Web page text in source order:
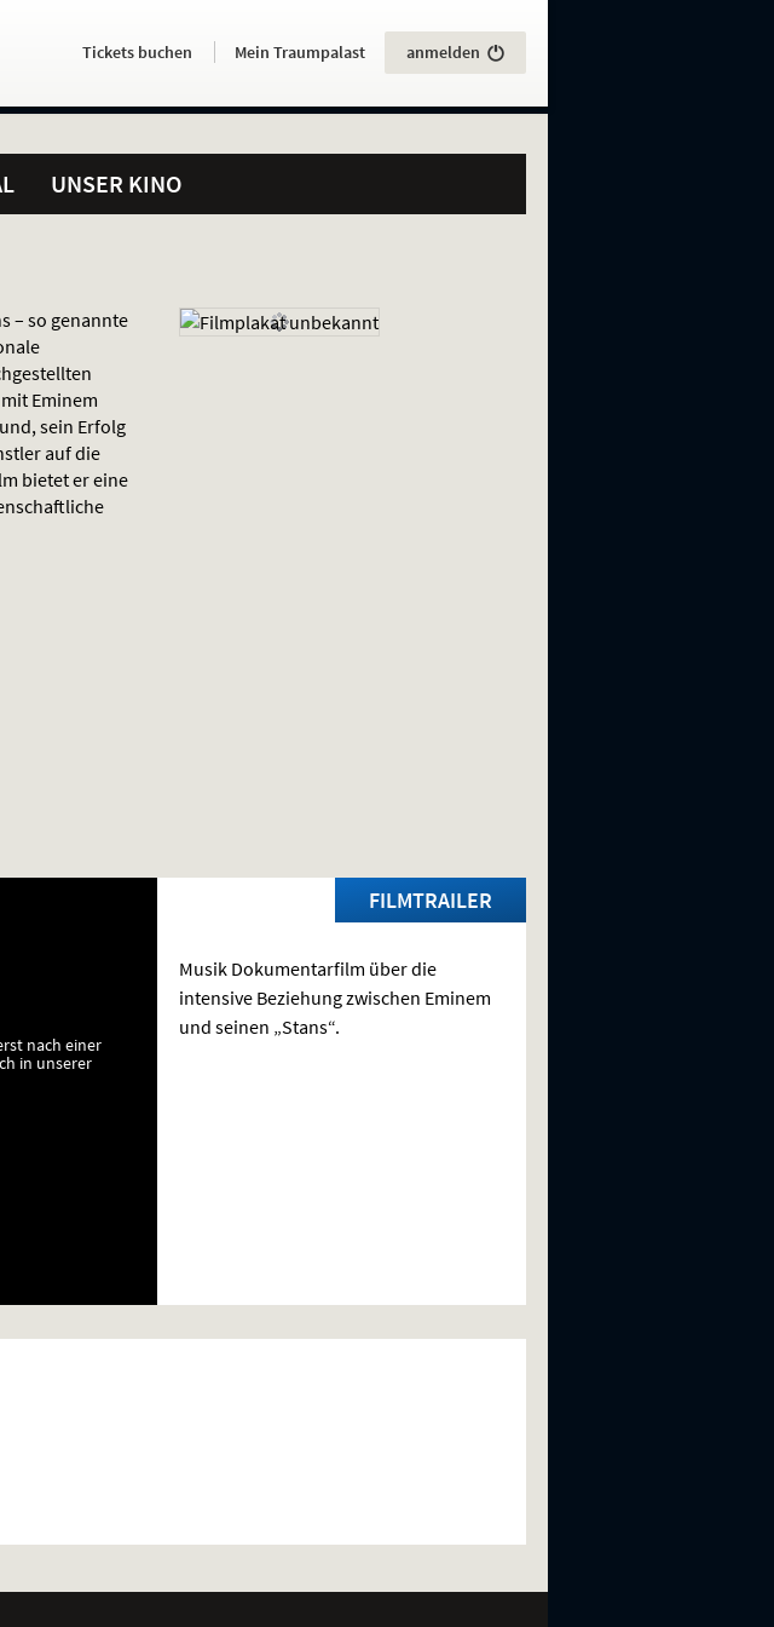
Servicefunktionen
Aktuelles
HierTickets buchen . Mein Traumpalast anmelden
UNSER KINO
– so genannte
Eminem
sein Erfolg
auf die
bietet er eine
FILMTRAILER
nach einer
in unserer
Musik Dokumentarfilm über die
intensive Beziehung zwischen Eminem
und seinen „Stans“.